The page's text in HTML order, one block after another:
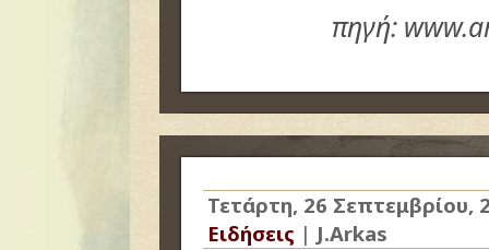
πηγή:
Τετάρτη, 26 Σεπτεμβρίου,
Ειδήσεις | J.Arkas